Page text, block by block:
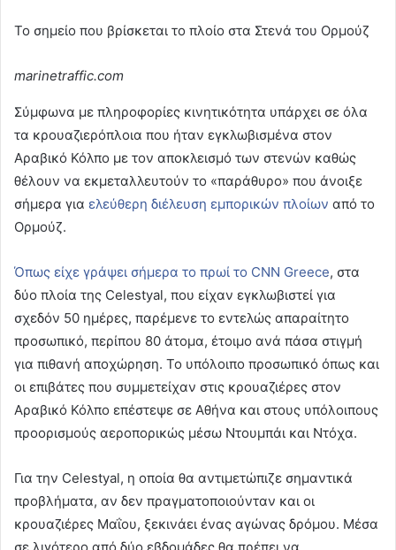
Το σημείο που βρίσκεται το πλοίο στα Στενά του Ορμούζ
marinetraffic.com
Σύμφωνα με πληροφορίες κινητικότητα υπάρχει σε όλα
τα κρουαζιερόπλοια που ήταν εγκλωβισμένα στον
Αραβικό Κόλπο με τον αποκλεισμό των στενών καθώς
θέλουν να εκμεταλλευτούν το «παράθυρο» που άνοιξε
σήμερα για ελεύθερη διέλευση εμπορικών πλοίων από το
Ορμούζ.
Όπως είχε γράψει σήμερα το πρωί το CNN Greece, στα
δύο πλοία της Celestyal, που είχαν εγκλωβιστεί για
σχεδόν 50 ημέρες, παρέμενε το εντελώς απαραίτητο
προσωπικό, περίπου 80 άτομα, έτοιμο ανά πάσα στιγμή
για πιθανή αποχώρηση. Το υπόλοιπο προσωπικό όπως και
οι επιβάτες που συμμετείχαν στις κρουαζιέρες στον
Αραβικό Κόλπο επέστεψε σε Αθήνα και στους υπόλοιπους
προορισμούς αεροπορικώς μέσω Ντουμπάι και Ντόχα.
Για την Celestyal, η οποία θα αντιμετώπιζε σημαντικά
προβλήματα, αν δεν πραγματοποιούνταν και οι
κρουαζιέρες Μαΐου, ξεκινάει ένας αγώνας δρόμου. Μέσα